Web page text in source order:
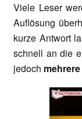
Viele Leser
Auflösung
kurze Antwort
schnell an die
jedoch